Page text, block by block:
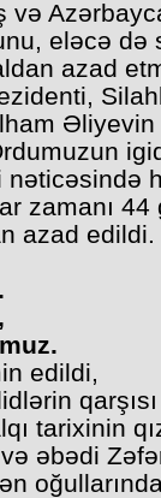
və
eləcə də
azad
Əliyevin
zamanı 44
azad edildi.
edildi,
qarşısı
tarixinin
əbədi